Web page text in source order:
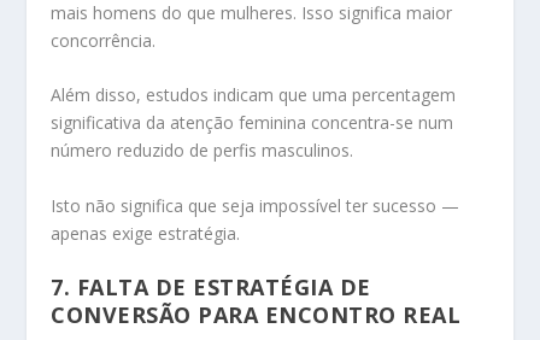
mais homens do que mulheres. Isso significa maior
concorrência.
Além disso, estudos indicam que uma percentagem
significativa da atenção feminina concentra-se num
número reduzido de perfis masculinos.
Isto não significa que seja impossível ter sucesso —
apenas exige estratégia.
7. FALTA DE ESTRATÉGIA DE
CONVERSÃO PARA ENCONTRO REAL